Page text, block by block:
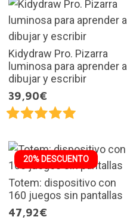
Kidydraw Pro. Pizarra
luminosa para aprender a
dibujar y escribir
39,90€
20% DESCUENTO
Totem: dispositivo con
160 juegos sin pantallas
47,92€